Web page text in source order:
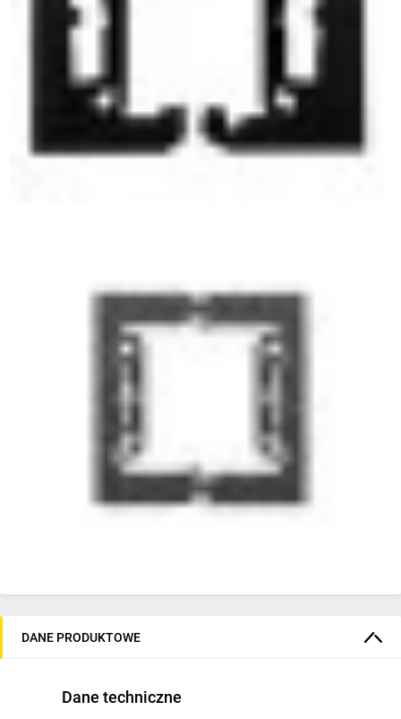
DANE PRODUKTOWE
Dane techniczne